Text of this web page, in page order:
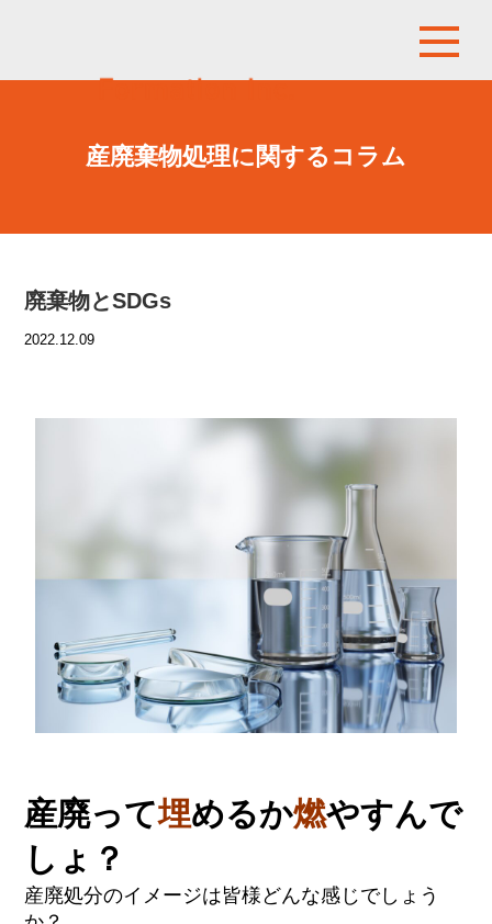
産廃棄物処理に関するコラム
廃棄物とSDGs
2022.12.09
産廃って埋めるか燃やすんで
しょ？
産廃処分のイメージは皆様どんな感じでしょう